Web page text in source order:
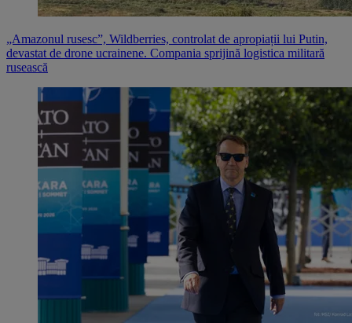
„Amazonul rusesc”, Wildberries, controlat de apropiații lui Putin,
devastat de drone ucrainene. Compania sprijină logistica militară
rusească